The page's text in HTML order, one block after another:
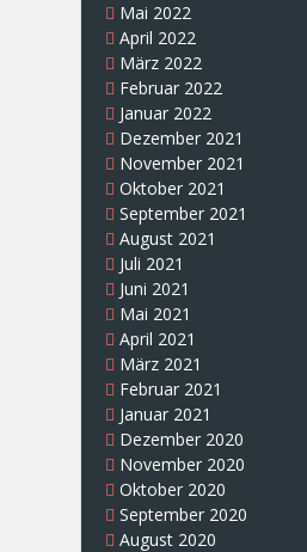
Mai 2022
April 2022
März 2022
Februar 2022
Januar 2022
Dezember 2021
November 2021
Oktober 2021
September 2021
August 2021
Juli 2021
Juni 2021
Mai 2021
April 2021
März 2021
Februar 2021
Januar 2021
Dezember 2020
November 2020
Oktober 2020
September 2020
August 2020